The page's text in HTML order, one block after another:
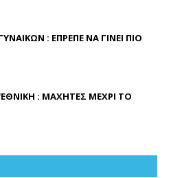
: ΕΠΡΕΠΕ ΝΑ ΓΙΝΕΙ ΠΙΟ
: ΜΑΧΗΤΕΣ ΜΕΧΡΙ ΤΟ